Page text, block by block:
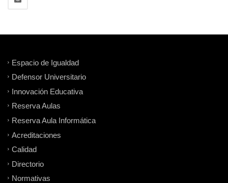
Espacio de Igualdad
Defensor Universitario
Innovación Educativa
Reserva Aulas
Reserva Aula Informática
Acreditaciones
Calidad
Directorio
Normativas